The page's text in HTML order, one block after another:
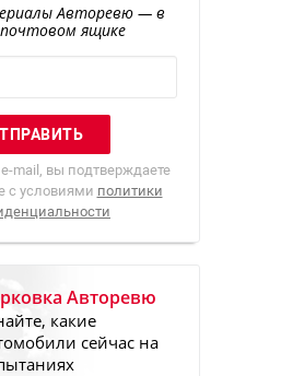
Авторевю — в
ящике
mail, вы подтверждаете
с условиями политики
Авторевю
какие
сейчас на